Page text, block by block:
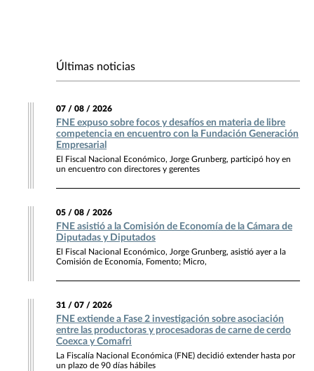
Últimas noticias
07 / 08 / 2026
FNE expuso sobre focos y desafíos en materia de libre
competencia en encuentro con la Fundación Generación
Empresarial
El Fiscal Nacional Económico, Jorge Grunberg, participó hoy en
un encuentro con directores y gerentes
05 / 08 / 2026
FNE asistió a la Comisión de Economía de la Cámara de
Diputadas y Diputados
El Fiscal Nacional Económico, Jorge Grunberg, asistió ayer a la
Comisión de Economía, Fomento; Micro,
31 / 07 / 2026
FNE extiende a Fase 2 investigación sobre asociación
entre las productoras y procesadoras de carne de cerdo
Coexca y Comafri
La Fiscalía Nacional Económica (FNE) decidió extender hasta por
un plazo de 90 días hábiles